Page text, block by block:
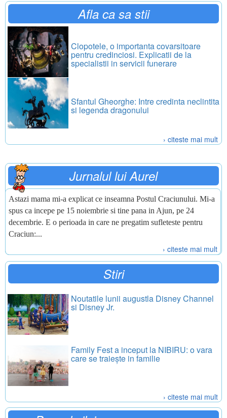
Afla ca sa stii
Clopotele, o importanta covarsitoare
pentru credinciosi. Explicatii de la
specialistii in servicii funerare
Sfantul Gheorghe: Intre credinta neclintita
si legenda dragonului
› citeste mai mult
Jurnalul lui Aurel
Astazi mama mi-a explicat ce inseamna Postul Craciunului. Mi-a
spus ca incepe pe 15 noiembrie si tine pana in Ajun, pe 24
decembrie. E o perioada in care ne pregatim sufleteste pentru
Craciun:...
› citeste mai mult
Stiri
Noutatile lunii augustla Disney Channel
si Disney Jr.
Family Fest a inceput la NIBIRU: o vara
care se traiește in familie
› citeste mai mult